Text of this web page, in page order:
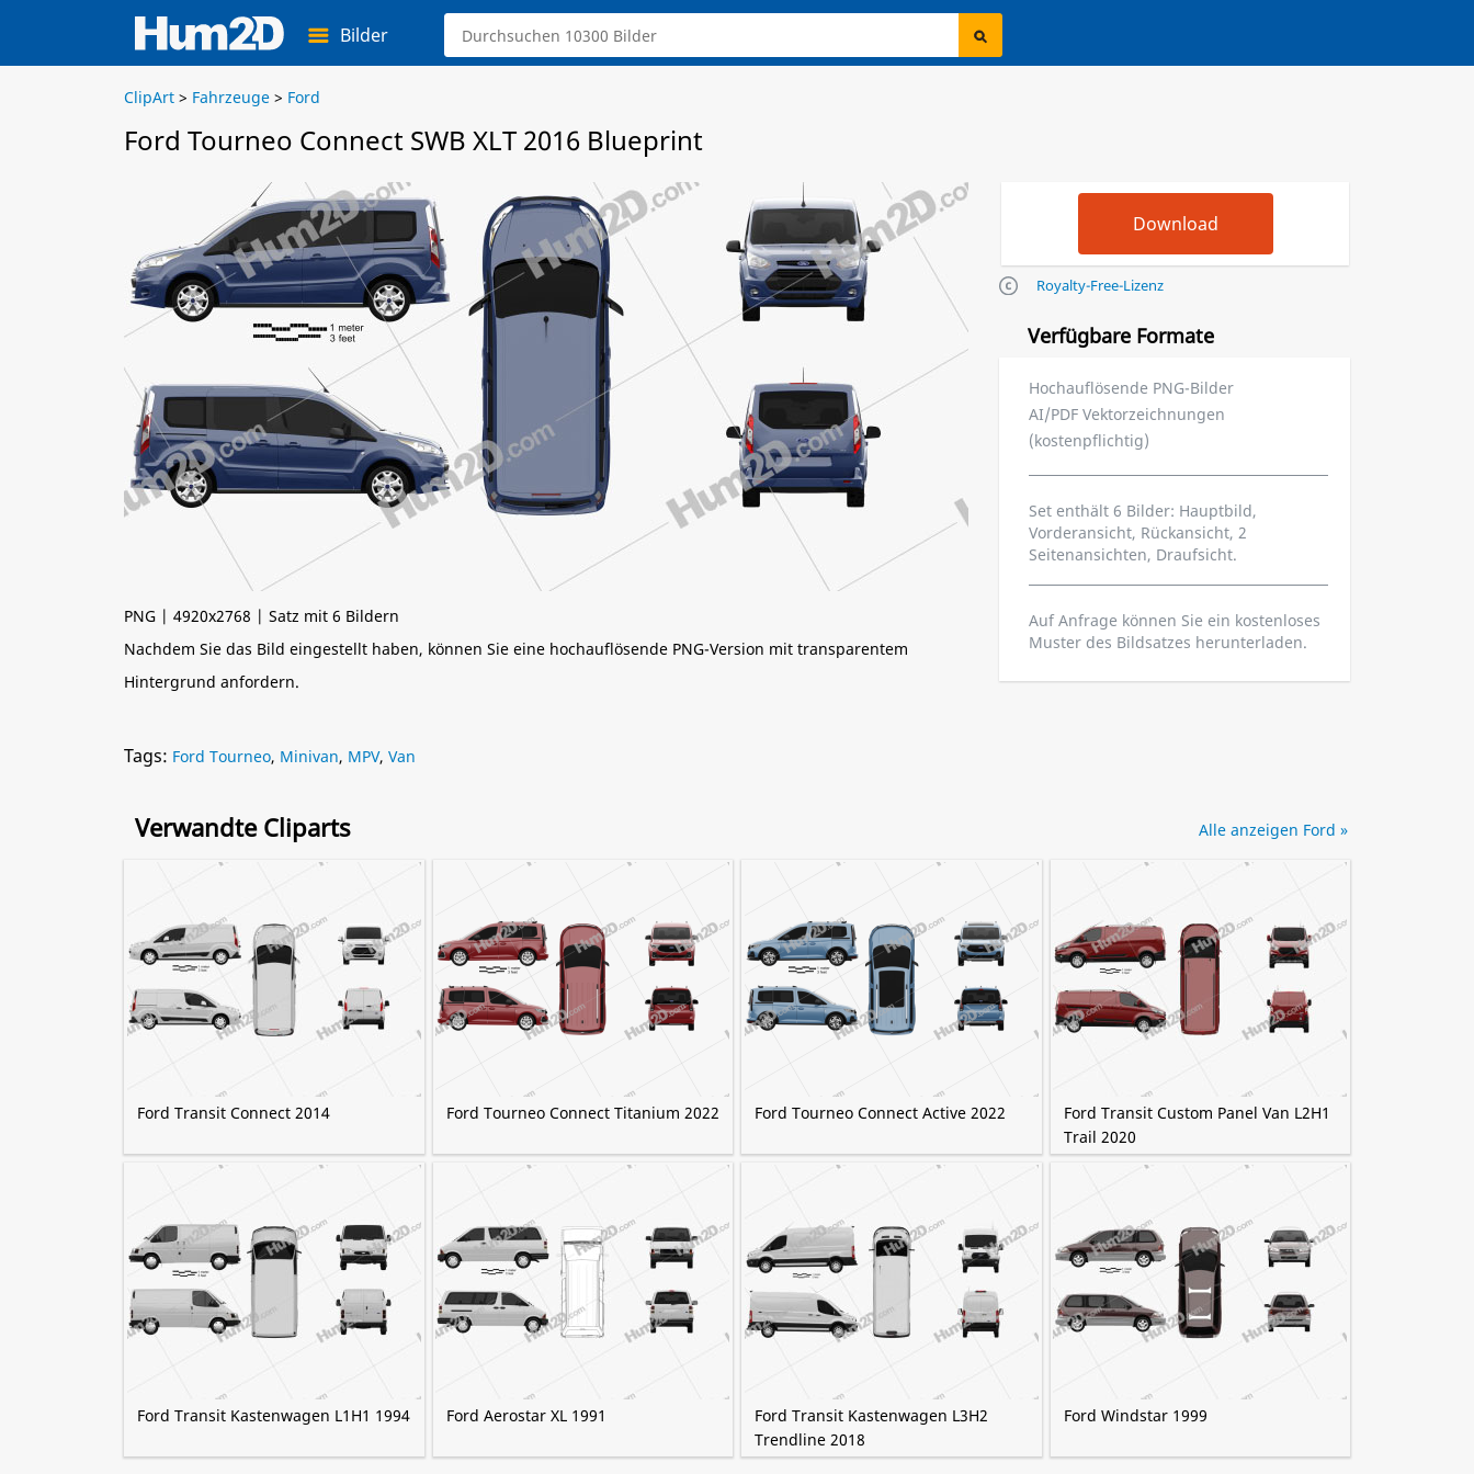
Bilder
ClipArt > Fahrzeuge > Ford
Ford Tourneo Connect SWB XLT 2016 Blueprint
PNG | 4920x2768 | Satz mit 6 Bildern
Nachdem Sie das Bild eingestellt haben, können Sie eine hochauflösende PNG-Version mit transparentem
Hintergrund anfordern.
Royalty-Free-Lizenz
Verfügbare Formate
Hochauflösende PNG-Bilder
AI/PDF Vektorzeichnungen
(kostenpflichtig)
Set enthält 6 Bilder: Hauptbild,
Vorderansicht, Rückansicht, 2
Seitenansichten, Draufsicht.
Auf Anfrage können Sie ein kostenloses
Muster des Bildsatzes herunterladen.
Tags: Ford Tourneo, Minivan, MPV, Van
Verwandte Cliparts
Ford Transit Connect 2014 Ford Tourneo Connect Titanium 2022 Ford Tourneo Connect Active 2022
Ford Transit Custom Panel Van L2H1
Trail 2020
Ford Transit Kastenwagen L1H1 1994 Ford Aerostar XL 1991
Ford Transit Kastenwagen L3H2
Trendline 2018
Ford Windstar 1999
Alle anzeigen Ford »